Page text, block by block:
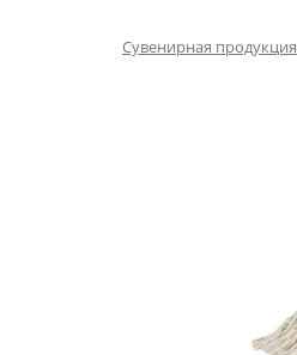
Сувенирная продукция